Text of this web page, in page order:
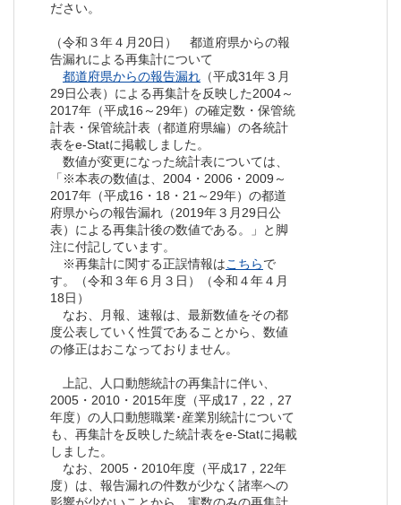
ださい。
（令和３年４月20日） 都道府県からの報
告漏れによる再集計について
都道府県からの報告漏れ （平成31年３月
29日公表）による再集計を反映した2004～
2017年（平成16～29年）の確定数・保管統
計表・保管統計表（都道府県編）の各統計
表をe-Statに掲載しました。
数値が変更になった統計表については、
「※本表の数値は、2004・2006・2009～
2017年（平成16・18・21～29年）の都道
府県からの報告漏れ（2019年３月29日公
表）による再集計後の数値である。」と脚
注に付記しています。
※再集計に関する正誤情報はこちらで
す。（令和３年６月３日）（令和４年４月
18日）
なお、月報、速報は、最新数値をその都
度公表していく性質であることから、数値
の修正はおこなっておりません。
上記、人口動態統計の再集計に伴い、
2005・2010・2015年度（平成17，22，27
年度）の人口動態職業･産業別統計について
も、再集計を反映した統計表をe-Statに掲載
しました。
なお、2005・2010年度（平成17，22年
度）は、報告漏れの件数が少なく諸率への